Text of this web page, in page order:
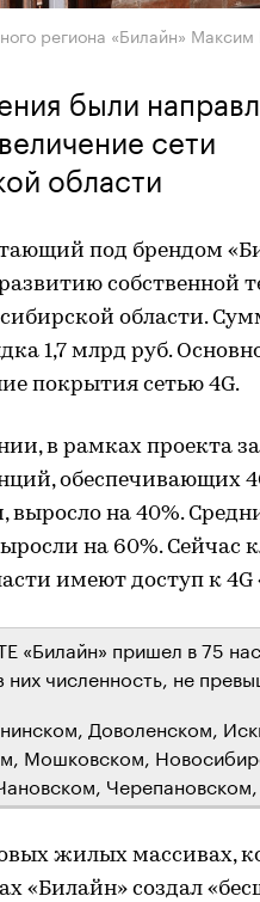
региона «Билайн»
были
сети
области
под брендом
собственной
области.
1,7 млрд руб.
покрытия сетью 4G.
в рамках проекта
обеспечивающих
выросло на 40%.
на 60%. Сейчас
имеют доступ к 4G
«Билайн» пришел в 75
численность, не
Доволенском,
Мошковском,
жилых массивах,
«Билайн» создал